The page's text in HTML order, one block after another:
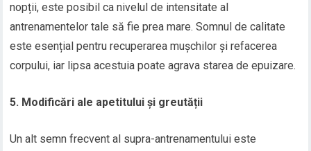
nopții, este posibil ca nivelul de intensitate al
antrenamentelor tale să fie prea mare. Somnul de calitate
este esențial pentru recuperarea mușchilor și refacerea
corpului, iar lipsa acestuia poate agrava starea de epuizare.
5. Modificări ale apetitului și greutății
Un alt semn frecvent al supra-antrenamentului este